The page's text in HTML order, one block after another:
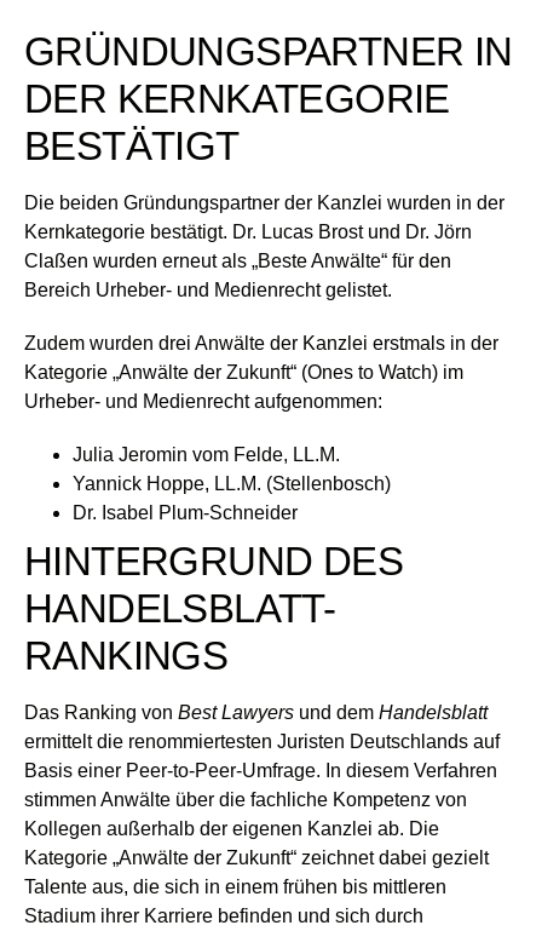
GRÜNDUNGSPARTNER IN
DER KERNKATEGORIE
BESTÄTIGT
Die beiden Gründungspartner der Kanzlei wurden in der
Kernkategorie bestätigt. Dr. Lucas Brost und Dr. Jörn
Claßen wurden erneut als „Beste Anwälte“ für den
Bereich Urheber- und Medienrecht gelistet.
Zudem wurden drei Anwälte der Kanzlei erstmals in der
Kategorie „Anwälte der Zukunft“ (Ones to Watch) im
Urheber- und Medienrecht aufgenommen:
Julia Jeromin vom Felde, LL.M.
Yannick Hoppe, LL.M. (Stellenbosch)
Dr. Isabel Plum-Schneider
HINTERGRUND DES
HANDELSBLATT-
RANKINGS
Das Ranking von Best Lawyers und dem Handelsblatt
ermittelt die renommiertesten Juristen Deutschlands auf
Basis einer Peer-to-Peer-Umfrage. In diesem Verfahren
stimmen Anwälte über die fachliche Kompetenz von
Kollegen außerhalb der eigenen Kanzlei ab. Die
Kategorie „Anwälte der Zukunft“ zeichnet dabei gezielt
Talente aus, die sich in einem frühen bis mittleren
Stadium ihrer Karriere befinden und sich durch